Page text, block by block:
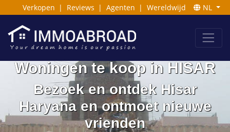
Verkopen | Reviews | Agenten | Wereldwijd NL
Woningen te koop in HISAR
Bezoek en ontdek Hisar
Haryana en ontmoet nieuwe
vrienden